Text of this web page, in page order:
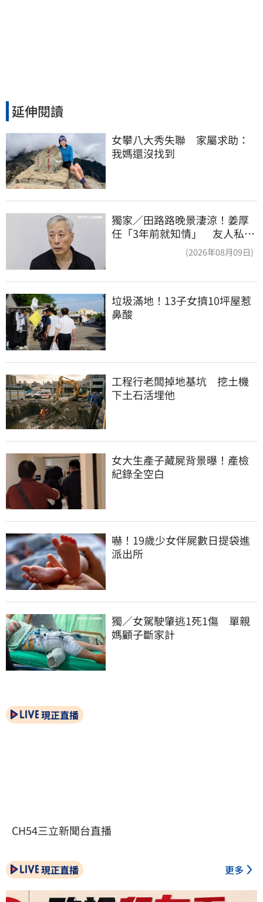
延伸閱讀
女攀八大秀失聯　家屬求助：
我媽還沒找到
獨家／田路路晚景淒涼！姜厚
任「3年前就知情」 友人私下
(2026年08月09日)
垃圾滿地！13子女擠10坪屋惹
鼻酸
工程行老闆掉地基坑　挖土機
下土石活埋他
女大生產子藏屍背景曝！產檢
紀錄全空白
嚇！19歲少女伴屍數日提袋進
派出所
獨／女駕駛肇逃1死1傷　單親
媽顧子斷家計
現正直播
CH54三立新聞台直播
現正直播 更多